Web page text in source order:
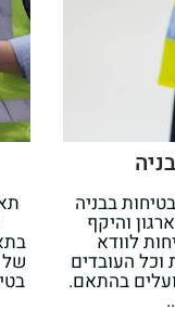
בבניה
והיקף
לוודא
העובדים
בהתאם.
של